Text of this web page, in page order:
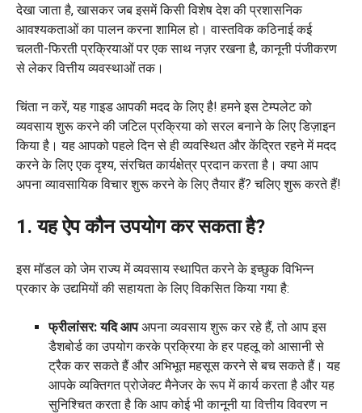
देखा जाता है, खासकर जब इसमें किसी विशेष देश की प्रशासनिक
आवश्यकताओं का पालन करना शामिल हो। वास्तविक कठिनाई कई
चलती-फिरती प्रक्रियाओं पर एक साथ नज़र रखना है, कानूनी पंजीकरण
से लेकर वित्तीय व्यवस्थाओं तक।
चिंता न करें, यह गाइड आपकी मदद के लिए है! हमने इस टेम्पलेट को
व्यवसाय शुरू करने की जटिल प्रक्रिया को सरल बनाने के लिए डिज़ाइन
किया है। यह आपको पहले दिन से ही व्यवस्थित और केंद्रित रहने में मदद
करने के लिए एक दृश्य, संरचित कार्यक्षेत्र प्रदान करता है। क्या आप
अपना व्यावसायिक विचार शुरू करने के लिए तैयार हैं? चलिए शुरू करते हैं!
1. यह ऐप कौन उपयोग कर सकता है?
इस मॉडल को जेम राज्य में व्यवसाय स्थापित करने के इच्छुक विभिन्न
प्रकार के उद्यमियों की सहायता के लिए विकसित किया गया है:
फ्रीलांसर: यदि आपअपना व्यवसाय शुरू कर रहे हैं, तो आप इस
डैशबोर्ड का उपयोग करके प्रक्रिया के हर पहलू को आसानी से
ट्रैक कर सकते हैं और अभिभूत महसूस करने से बच सकते हैं। यह
आपके व्यक्तिगत प्रोजेक्ट मैनेजर के रूप में कार्य करता है और यह
सुनिश्चित करता है कि आप कोई भी कानूनी या वित्तीय विवरण न